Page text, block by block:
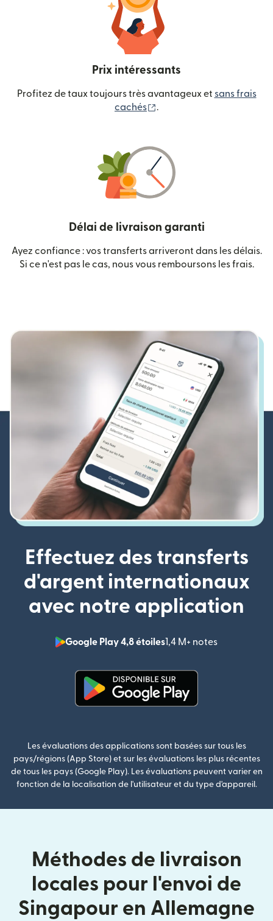
Prix intéressants
Profitez de taux toujours très avantageux et sans frais
cachés
.
Délai de livraison garanti
Ayez confiance : vos transferts arriveront dans les délais.
Si ce n'est pas le cas, nous vous remboursons les frais.
Effectuez des transferts
d'argent internationaux
avec notre application
Google Play 4,8 étoiles1,4 M+ notes
Les évaluations des applications sont basées sur tous les
pays/régions (App Store) et sur les évaluations les plus récentes
de tous les pays (Google Play). Les évaluations peuvent varier en
fonction de la localisation de l'utilisateur et du type d'appareil.
Méthodes de livraison
locales pour l'envoi de
Singapour en Allemagne